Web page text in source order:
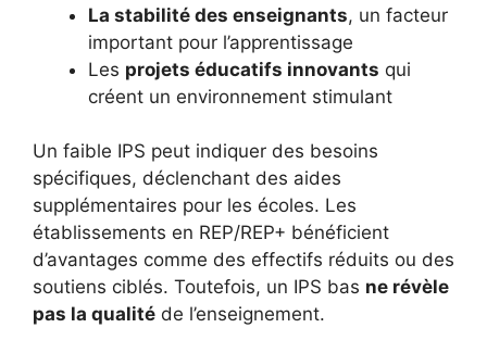
La stabilité des enseignants, un facteur
important pour l’apprentissage
Les projets éducatifs innovants qui
créent un environnement stimulant
Un faible IPS peut indiquer des besoins
spécifiques, déclenchant des aides
supplémentaires pour les écoles. Les
établissements en REP/REP+ bénéficient
d’avantages comme des effectifs réduits ou des
soutiens ciblés. Toutefois, un IPS bas ne révèle
pas la qualité de l’enseignement.